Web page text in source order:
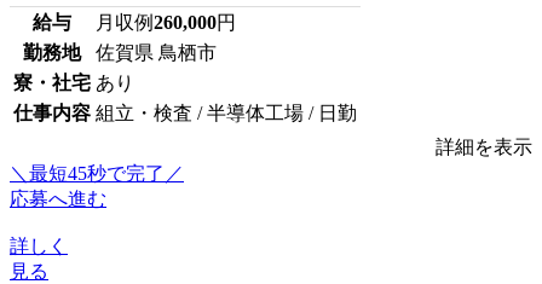
給与 月収例260,000円
勤務地
佐賀県 鳥栖市
寮・社宅 あり
仕事内容 組立・検査 / 半導体工場 / 日勤
詳細を表示
＼最短45秒で完了／
応募へ進む
詳しく
見る